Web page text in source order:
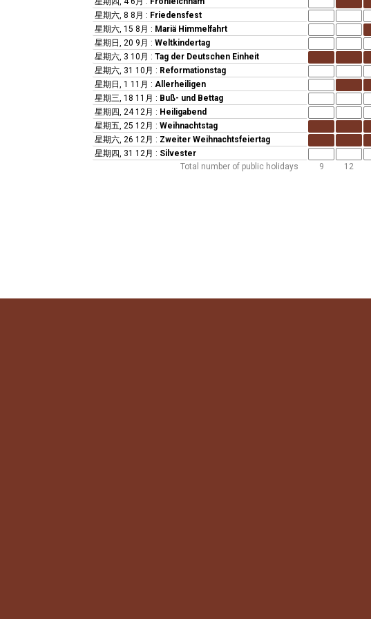
星期六, 8 8月 : Friedensfest
星期六, 15 8月 : Mariä Himmelfahrt
星期日, 20 9月 :Weltkindertag
星期六, 3 10月 :Tag der Deutschen Einheit
星期六, 31 10月 : Reformationstag
星期日, 1 11月 :Allerheiligen
星期三, 18 11月 : Buß- und Bettag
星期四, 24 12月 : Heiligabend
星期五, 25 12月 :Weihnachtstag
星期六, 26 12月 : Zweiter Weihnachtsfeiertag
星期四, 31 12月 : Silvester
Total number of public holidays
9 12